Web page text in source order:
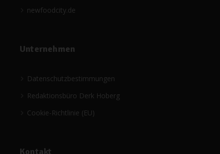
newfoodcity.de
Unternehmen
Datenschutzbestimmungen
Redaktionsbüro Derk Hoberg
Cookie-Richtlinie (EU)
Kontakt